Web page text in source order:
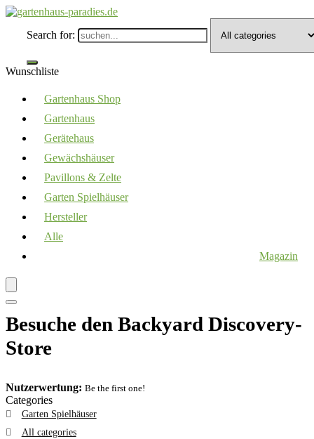
Search for:
Wunschliste
Gartenhaus Shop
Gartenhaus
Gerätehaus
Gewächshäuser
Pavillons & Zelte
Garten Spielhäuser
Hersteller
Alle
Magazin
Besuche den Backyard Discovery-
Store
Nutzerwertung: Be the first one!
Categories
Garten Spielhäuser
All categories